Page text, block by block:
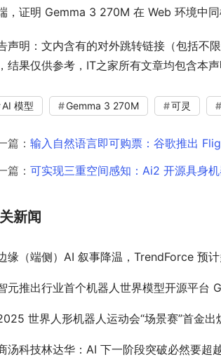
，证明 Gemma 3 270M 在 Web 环境中同
声明：文内含有的对外跳转链接（包括不
结果仅供参考，IT之家所有文章均包含本声
AI 模型 Gemma 3 270M 可灵
篇： 输入自然语言即可购票：谷歌推出
篇： 可实现三重空间感知：Ai2 开源具身
新闻
缘（端侧）AI 叙事降温，TrendForce 预计多数消费电子产品今年出
元推出行业首个机器人世界模型开源平台 Genie
世界人形机器人运动会“场景赛”首金出炉，天轶 2.0 包揽物料整
汤科技林达华：AI 下一阶段突破必然要超越语言，回归